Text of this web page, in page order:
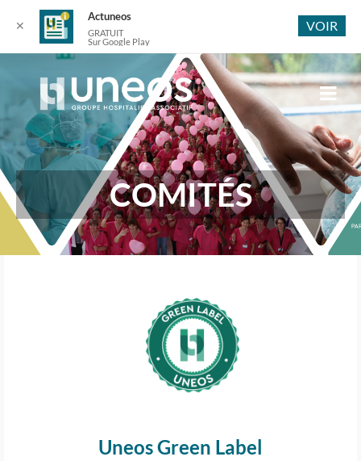
COMITÉS
Uneos Green Label
✕
Actuneos
GRATUIT
Sur Google Play
VOIR